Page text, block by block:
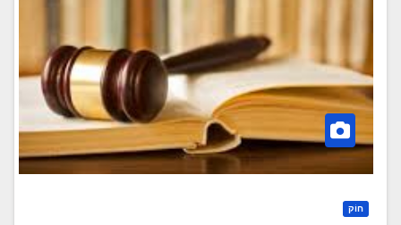
חוֹק